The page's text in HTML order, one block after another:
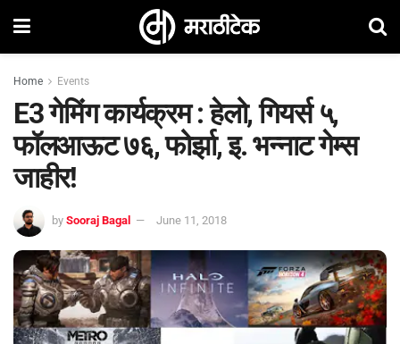
Home Events
E3 गेमिंग कार्यक्रम : हेलो, गियर्स ५,
फॉलआऊट ७६, फोर्झा, इ. भन्नाट गेम्स
जाहीर!
by Sooraj Bagal June 11, 2018